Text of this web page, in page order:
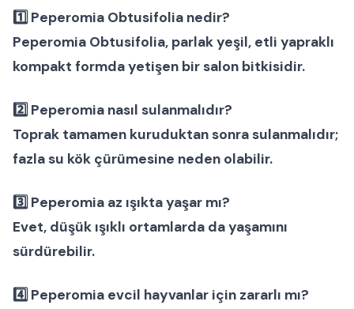
1️⃣ Peperomia Obtusifolia nedir?
Peperomia Obtusifolia, parlak yeşil, etli yapraklı
kompakt formda yetişen birsalon bitkisidir.
2️⃣ Peperomia nasıl sulanmalıdır?
Toprak tamamen kuruduktan sonra sulanmalıdır;
fazla su kök çürümesine neden olabilir.
3️⃣ Peperomia az ışıkta yaşar mı?
Evet, düşük ışıklı ortamlarda da yaşamını
sürdürebilir.
4️⃣ Peperomia evcil hayvanlar için zararlı mı?